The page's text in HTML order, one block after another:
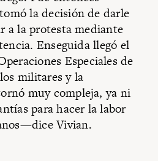
la decisión de darle
la protesta mediante
Enseguida llegó el
Especiales de
militares y la
muy compleja, ya ni
para hacer la labor
Vivian.